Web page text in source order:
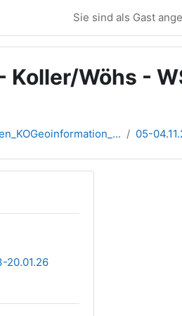
Sie sind als Gast
Koller/Wöhs -
05-
20.01.26